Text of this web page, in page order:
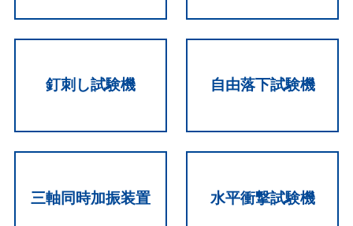
釘刺し試験機 自由落下試験機
三軸同時加振装置 水平衝撃試験機